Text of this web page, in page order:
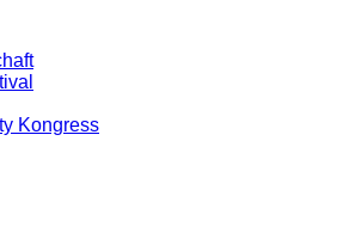
Kongress